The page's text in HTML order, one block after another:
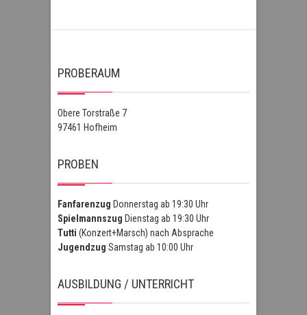
PROBERAUM
Obere Torstraße 7
97461 Hofheim
PROBEN
Fanfarenzug Donnerstag ab 19:30 Uhr
Spielmannszug Dienstag ab 19:30 Uhr
Tutti (Konzert+Marsch) nach Absprache
Jugendzug Samstag ab 10:00 Uhr
AUSBILDUNG / UNTERRICHT